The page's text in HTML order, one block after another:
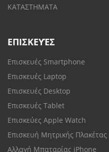
ΚΑΤΑΣΤΗΜΑΤΑ
ΕΠΙΣΚΕΥΈΣ
Επισκευές Smartphone
Επισκευές Laptop
Επισκευές Desktop
Επισκευές Tablet
Επισκεύες Apple Watch
Επισκευή Μητρικής Πλακέτας
Αλλαγή Μπαταρίας iPhone